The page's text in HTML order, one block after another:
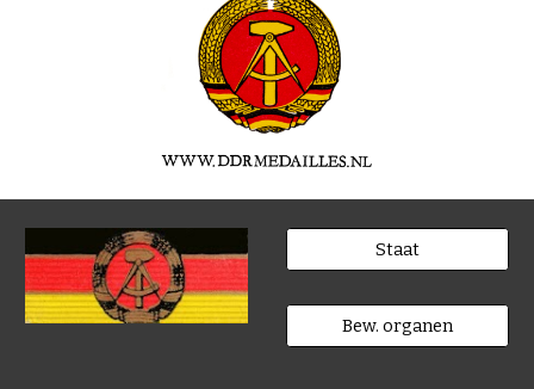
Staat
Bew. organen